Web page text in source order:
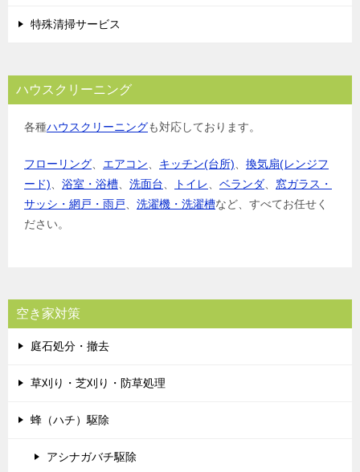
特殊清掃サービス
ハウスクリーニング
各種ハウスクリーニングも対応しております。
フローリング、 エアコン、 キッチン(台所)、 換気扇(レンジフ
ード)、 浴室・浴槽、 洗面台、 トイレ、 ベランダ、 窓ガラス・
サッシ・網戸・雨戸、 洗濯機・洗濯槽など、すべてお任せく
ださい。
空き家対策
庭石処分・撤去
草刈り・芝刈り・防草処理
蜂（ハチ）駆除
アシナガバチ駆除